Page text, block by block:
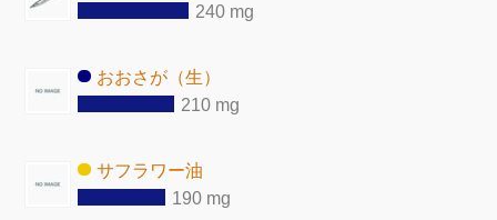
240 mg
おおさが（生）
210 mg
サフラワー油
190 mg